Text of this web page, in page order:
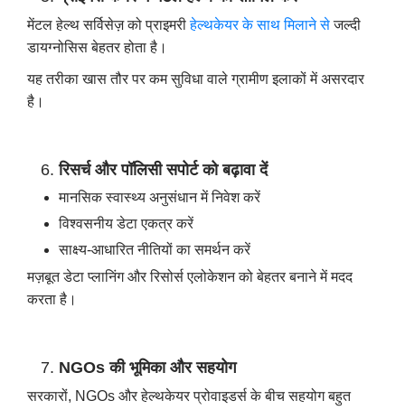
मेंटल हेल्थ सर्विसेज़ को प्राइमरी हेल्थकेयर के साथ मिलाने सेजल्दी
डायग्नोसिस बेहतर होता है।
यह तरीका खास तौर पर कम सुविधा वाले ग्रामीण इलाकों में असरदार
है।
रिसर्च और पॉलिसी सपोर्ट को बढ़ावा दें
मानसिक स्वास्थ्य अनुसंधान में निवेश करें
विश्वसनीय डेटा एकत्र करें
साक्ष्य-आधारित नीतियों का समर्थन करें
मज़बूत डेटा प्लानिंग और रिसोर्स एलोकेशन को बेहतर बनाने में मदद
करता है।
NGOs की भूमिका और सहयोग
सरकारों, NGOs और हेल्थकेयर प्रोवाइडर्स के बीच सहयोग बहुत